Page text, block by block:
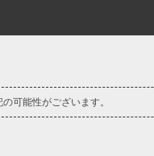
可能性がございます。